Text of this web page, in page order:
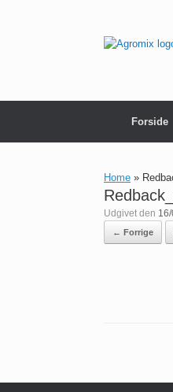
Forside
Home »
Udgivet den
← Forrige